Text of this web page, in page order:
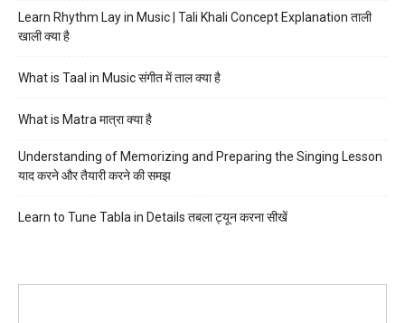
Learn Rhythm Lay in Music | Tali Khali Concept Explanation ताली
खाली क्या है
What is Taal in Music संगीत में ताल क्या है
What is Matra मात्रा क्या है
Understanding of Memorizing and Preparing the Singing Lesson
याद करने और तैयारी करने की समझ
Learn to Tune Tabla in Details तबला ट्यून करना सीखें